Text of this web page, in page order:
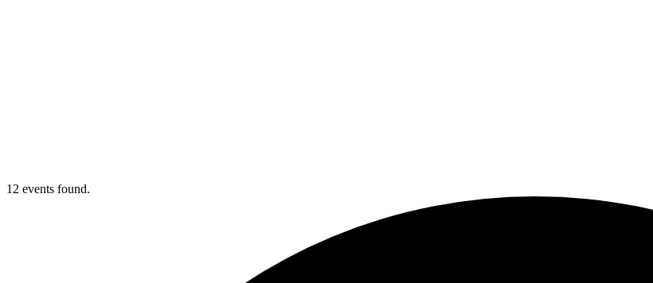
12 events found.